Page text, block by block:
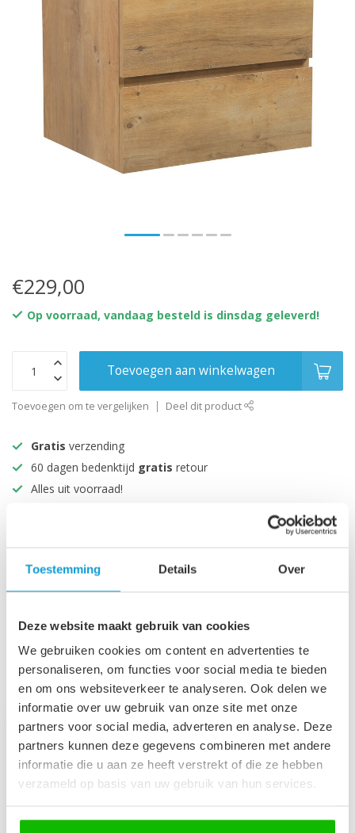
Toestemming Details Over
Deze website maakt gebruik van cookies
We gebruiken cookies om content en advertenties te
personaliseren, om functies voor social media te bieden
en om ons websiteverkeer te analyseren. Ook delen we
informatie over uw gebruik van onze site met onze
partners voor social media, adverteren en analyse. Deze
partners kunnen deze gegevens combineren met andere
informatie die u aan ze heeft verstrekt of die ze hebben
verzameld op basis van uw gebruik van hun services.
€229,00
Op voorraad, vandaag besteld is dinsdag geleverd!
Toevoegen aan winkelwagen
Toevoegen om te vergelijken Deel dit product
Gratis verzending
60 dagen bedenktijd gratis retour
Alles uit voorraad!
Productomschrijving
Recent bekeken